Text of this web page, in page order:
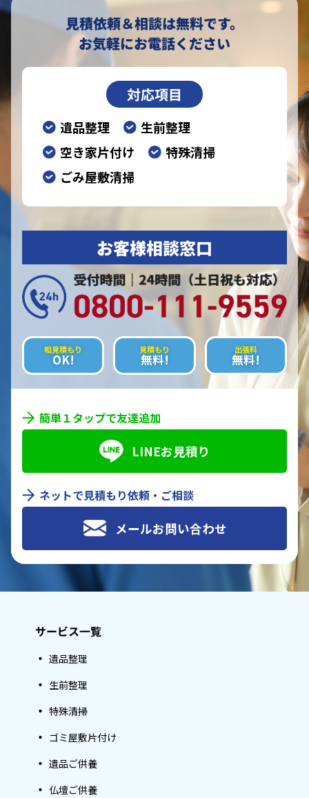
見積依頼＆相談は無料です。
お気軽にお電話ください
対応項目
遺品整理
生前整理
空き家片付け
特殊清掃
ごみ屋敷清掃
お客様相談窓口
相見積もり
OK!
見積もり
無料!
出張料
無料!
簡単１タップで友達追加
LINEお見積り
ネットで見積もり依頼・ご相談
メールお問い合わせ
サービス一覧
遺品整理
生前整理
特殊清掃
ゴミ屋敷片付け
遺品ご供養
仏壇ご供養